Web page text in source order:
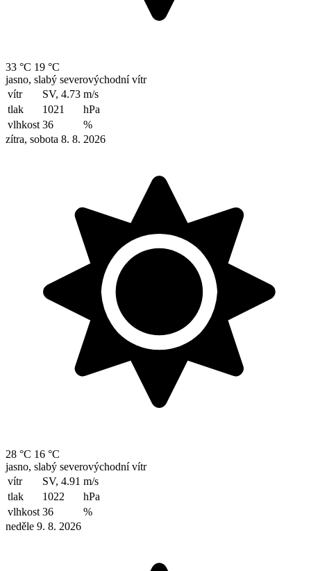
33 °C 19 °C
jasno, slabý severovýchodní vítr
vítr
SV, 4.73 m/s
tlak
1021
hPa
vlhkost 36
%
zítra, sobota 8. 8. 2026
28 °C 16 °C
jasno, slabý severovýchodní vítr
vítr
SV, 4.91 m/s
tlak
1022
hPa
vlhkost 36
%
neděle 9. 8. 2026